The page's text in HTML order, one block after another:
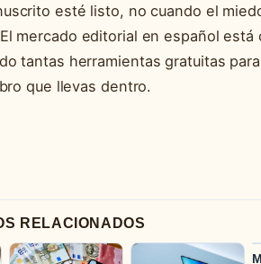
esté listo, no cuando el
mercado editorial en español está
tantas herramientas gratuitas
que llevas dentro.
RELACIONADOS